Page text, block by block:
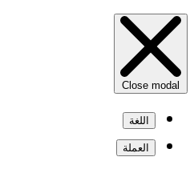
Close modal
اللغة
العملة